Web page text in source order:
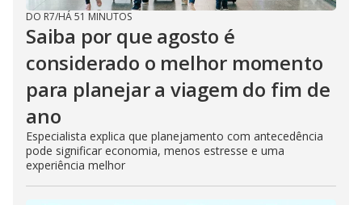
DO R7/HÁ 51 MINUTOS
Saiba por que agosto é
considerado o melhor momento
para planejar a viagem do fim de
ano
Especialista explica que planejamento com antecedência
pode significar economia, menos estresse e uma
experiência melhor